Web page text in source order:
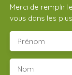
Merci de remplir
vous dans les
Prénom
Nom